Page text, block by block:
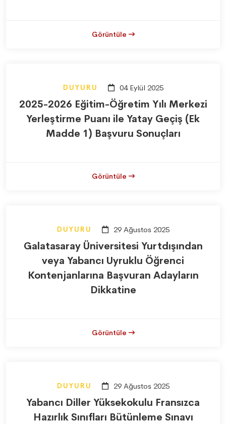
Görüntüle
DUYURU 04 Eylül 2025
2025-2026 Eğitim-Öğretim Yılı Merkezi
Yerleştirme Puanı ile Yatay Geçiş (Ek
Madde 1) Başvuru Sonuçları
Görüntüle
DUYURU 29 Ağustos 2025
Galatasaray Üniversitesi Yurtdışından
veya Yabancı Uyruklu Öğrenci
Kontenjanlarına Başvuran Adayların
Dikkatine
Görüntüle
DUYURU 29 Ağustos 2025
Yabancı Diller Yüksekokulu Fransızca
Hazırlık Sınıfları Bütünleme Sınavı